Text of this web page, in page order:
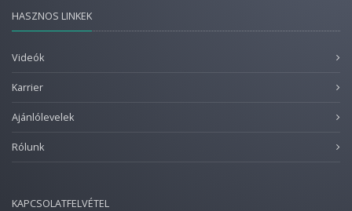
HASZNOS LINKEK
Videók
Karrier
Ajánlólevelek
Rólunk
KAPCSOLATFELVÉTEL